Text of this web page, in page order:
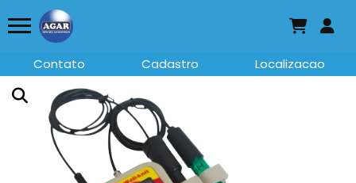
Contato Cadastro Localizacao